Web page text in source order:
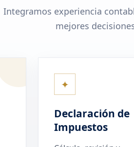
Integramos experiencia
mejores
✦
Declaración de
Impuestos